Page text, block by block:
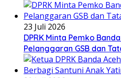
23 Juli 2026
DPRK Minta Pemko
Pelanggaran GSB dan